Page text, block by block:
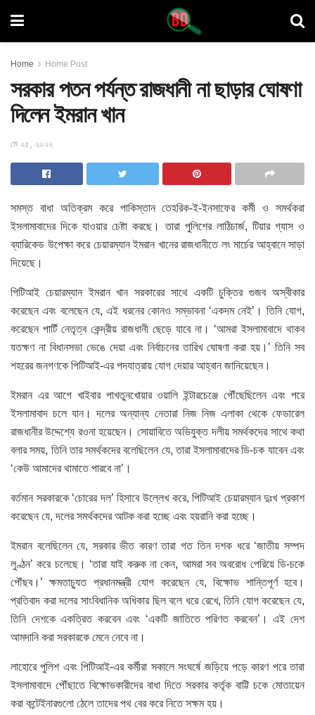
Home Home Post
সরকার পতন পর্যন্ত রাজধানী না ছাড়ার ঘোষণা
দিলেন ইমরান খান
মে ২৫, ২০২২
সমস্ত বাধা অতিক্রম করে পাকিস্তান তেহরিক-ই-ইনসাফের কর্মী ও সমর্থকরা
ইসলামাবাদের দিকে যাওয়ার চেষ্টা করছে। তারা পুলিশের লাঠিচার্জ, টিয়ার গ্যাস ও
ব্যারিকেড উপেক্ষা করে চেয়ারম্যান ইমরান খানের রাজধানীতে লং মার্চের আহ্বানে সাড়া
দিয়েছে।
পিটিআই চেয়ারম্যান ইমরান খান সরকারের সাথে একটি চুক্তির গুজব অস্বীকার
করেছেন এবং বলেছেন যে, এই ধরনের কোনও সম্ভাবনা ‘একদম নেই’। তিনি যোগ,
করেছেন পার্টি নেতৃত্ব কেন্দ্রীয় রাজধানী ছেড়ে যাবে না। ‘আমরা ইসলামাবাদে থাকব
যতক্ষণ না বিধানসভা ভেঙে দেয়া এবং নির্বাচনের তারিখ ঘোষণা করা হয়।’ তিনি সব
শহরের জনগণকে পিটিআই-এর পদযাত্রায় যোগ দেয়ার আহ্বান জানিয়েছেন।
ইমরান এর আগে খাইবার পাখতুনখোয়ার ওয়ালি ইন্টারচেঞ্জে পৌঁছেছিলেন এবং পরে
ইসলামাবাদ চলে যান। দলের অন্যান্য নেতারা নিজ নিজ এলাকা থেকে ফেডারেল
রাজধানীর উদ্দেশ্যে রওনা হয়েছেন। সোয়াবিতে অভিযুক্ত দলীয় সমর্থকদের সাথে কথা
বলার সময়, তিনি তার সমর্থকদের বলেছিলেন যে, তারা ইসলামাবাদের ডি-চক যাবেন এবং
‘কেউ আমাদের থামাতে পারবে না’।
বর্তমান সরকারকে ‘চোরের দল’ হিসাবে উল্লেখ করে, পিটিআই চেয়ারম্যান দুঃখ প্রকাশ
করেছেন যে, দলের সমর্থকদের আটক করা হচ্ছে এবং হয়রানি করা হচ্ছে।
ইমরান বলেছিলেন যে, সরকার ভীত কারণ তারা গত তিন দশক ধরে ‘জাতীয় সম্পদ
লুণ্ঠন’ করে চলেছে। ‘তারা যাই করুক না কেন, আমরা সব অবরোধ পেরিয়ে ডি-চকে
পৌঁছব।’ ক্ষমতাচ্যুত প্রধানমন্ত্রী যোগ করেছেন যে, বিক্ষোভ শান্তিপূর্ণ হবে।
প্রতিবাদ করা দলের সাংবিধানিক অধিকার ছিল বলে ধরে রেখে, তিনি যোগ করেছেন যে,
তিনি দেশকে একত্রিত করবেন এবং ‘একটি জাতিতে পরিণত করবেন’। এই দেশ
আমদানি করা সরকারকে মেনে নেবে না।
লাহোরে পুলিশ এবং পিটিআই-এর কর্মীরা সকালে সংঘর্ষে জড়িয়ে পড়ে কারণ পরে তারা
ইসলামাবাদে পৌঁছাতে বিক্ষোভকারীদের বাধা দিতে সরকার কর্তৃক বাট্টি চকে মোতায়েন
করা কন্টেইনারগুলো ঠেলে তাদের পথ বের করে নিতে সক্ষম হয়।